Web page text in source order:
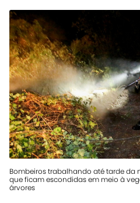
Bombeiros trabalhando até tarde da
que ficam escondidas em meio à
árvores